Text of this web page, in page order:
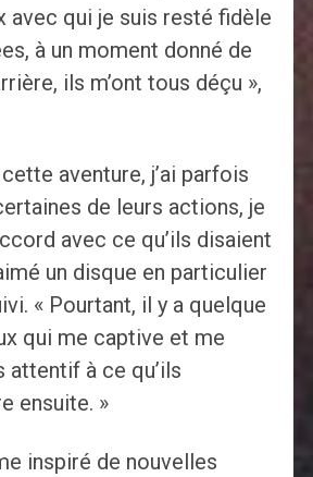
avec qui je suis resté fidèle
à un moment donné de
ils m’ont tous déçu »,
aventure, j’ai parfois
de leurs actions, je
avec ce qu’ils disaient
un disque en particulier
« Pourtant, il y a quelque
qui me captive et me
attentif à ce qu’ils
ensuite. »
inspiré de nouvelles